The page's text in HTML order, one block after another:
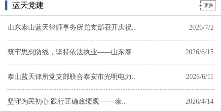
杨翠萍 杨帆
蓝天党建
山东泰山蓝天律师事务所党支部召开庆祝.. 2026/7/2
筑牢思想防线，坚持依法执业——山东泰.. 2026/6/15
泰山蓝天律所党支部联合泰安市光明电力.. 2026/6/11
坚守为民初心 践行正确政绩观 ——泰.. 2026/4/14